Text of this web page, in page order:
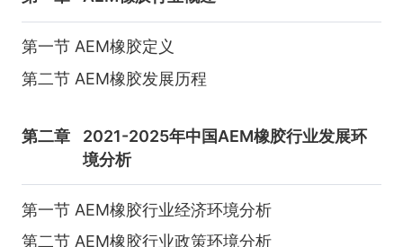
第一节 AEM橡胶定义
第二节 AEM橡胶发展历程
第二章
2021-2025年中国AEM橡胶行业发展环
境分析
第一节 AEM橡胶行业经济环境分析
第二节 AEM橡胶行业政策环境分析